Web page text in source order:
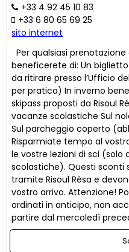
+33 4 92 45 10 83
+33 6 80 65 69 25
sito internet
Per qualsiasi
beneficerete di: Un
da ritirare presso l’Ufficio
per pratica) In inverno
skipass proposti da Risoul
vacanze scolastiche Sul
Sul parcheggio coperto
Risparmiate tempo al
le vostre lezioni di sci (solo
scolastiche). Questi sconti
tramite Risoul Résa e
vostro arrivo. Attenzione!
ordinati in anticipo, non
partire dal mercoledì